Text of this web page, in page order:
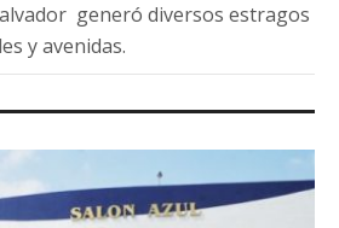
generó diversos estragos
y avenidas.